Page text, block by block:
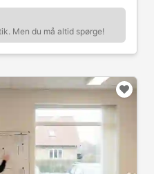
Men du må altid spørge!